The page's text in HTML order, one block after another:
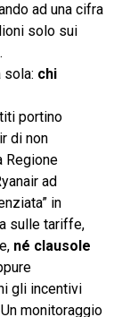
ad una cifra
solo sui
sola: chi
portino
di non
Regione
ad
in
sulle tariffe,
né clausole
gli incentivi
monitoraggio